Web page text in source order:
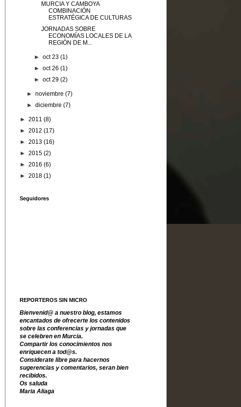
MURCIA Y CAMBOYA
COMBINACIÓN
ESTRATÉGICA DE CULTURAS
JORNADAS SOBRE
ECONOMÍAS LOCALES DE LA
REGIÓN DE M...
► oct 23 (1)
► oct 26 (1)
► oct 29 (2)
►noviembre(7)
►diciembre(7)
► 2011 (8)
► 2012 (17)
► 2013 (16)
► 2015 (2)
► 2016 (6)
► 2018 (1)
Seguidores
REPORTEROS SIN MICRO
Bienvenid@ a nuestro blog, estamos
encantados de ofrecerte los contenidos
sobre las conferencias y jornadas que
se celebren en Murcia.
Compartir los conocimientos nos
enriquecen a tod@s.
Considerate libre para hacernos
sugerencias y comentarios, seran bien
recibidos.
Os saluda
Maria Aliaga